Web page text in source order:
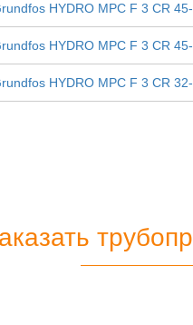
HYDRO MPC F 3 CR
HYDRO MPC F 3 CR
HYDRO MPC F 3 CR